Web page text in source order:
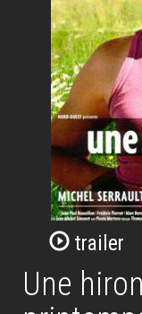
trailer
Une